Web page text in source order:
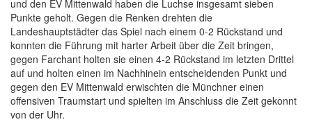
und den EV Mittenwald haben die Luchse insgesamt sieben
Punkte geholt. Gegen die Renken drehten die
Landeshauptstädter das Spiel nach einem 0-2 Rückstand und
konnten die Führung mit harter Arbeit über die Zeit bringen,
gegen Farchant holten sie einen 4-2 Rückstand im letzten Drittel
auf und holten einen im Nachhinein entscheidenden Punkt und
gegen den EV Mittenwald erwischten die Münchner einen
offensiven Traumstart und spielten im Anschluss die Zeit gekonnt
von der Uhr.